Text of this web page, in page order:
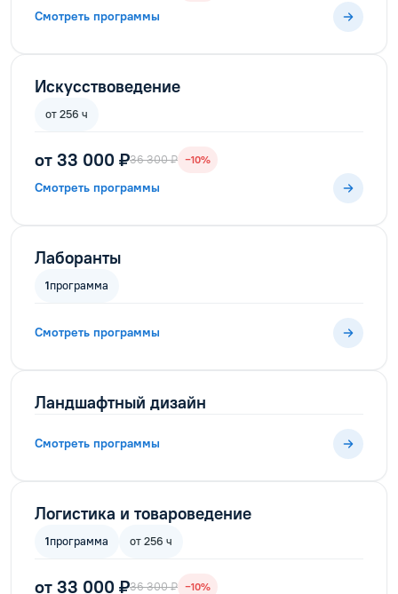
Смотреть программы
Искусствоведение
от 256 ч
от 33 000 ₽36 300 ₽ −10%
Смотреть программы
Лаборанты
1программа
Смотреть программы
Ландшафтный дизайн
Смотреть программы
Логистика и товароведение
1программа от 256 ч
от 33 000 ₽36 300 ₽ −10%